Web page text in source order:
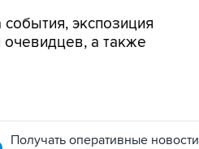
экспозиция
а также
Получать оперативные новости